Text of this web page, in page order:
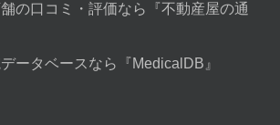
の口コミ・評価なら『不動産屋の通
ータベースなら『MedicalDB』